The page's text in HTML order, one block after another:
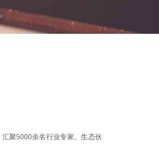
聚5000余名行业专家、生态伙